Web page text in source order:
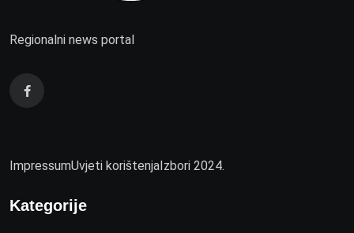
Regionalni news portal
ImpressumUvjeti korištenjaIzbori 2024.
Kategorije